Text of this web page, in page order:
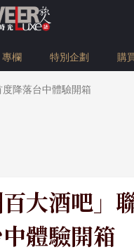
專欄 特別企劃 購
降落台中體驗開箱
大酒吧」
體驗開箱